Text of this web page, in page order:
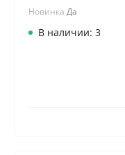
Новинка Да
В наличии: 3